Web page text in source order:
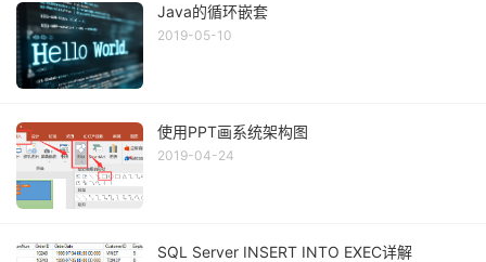
Java的循环嵌套
2019-05-10
使用PPT画系统架构图
2019-04-24
SQL Server INSERT INTO EXEC详解